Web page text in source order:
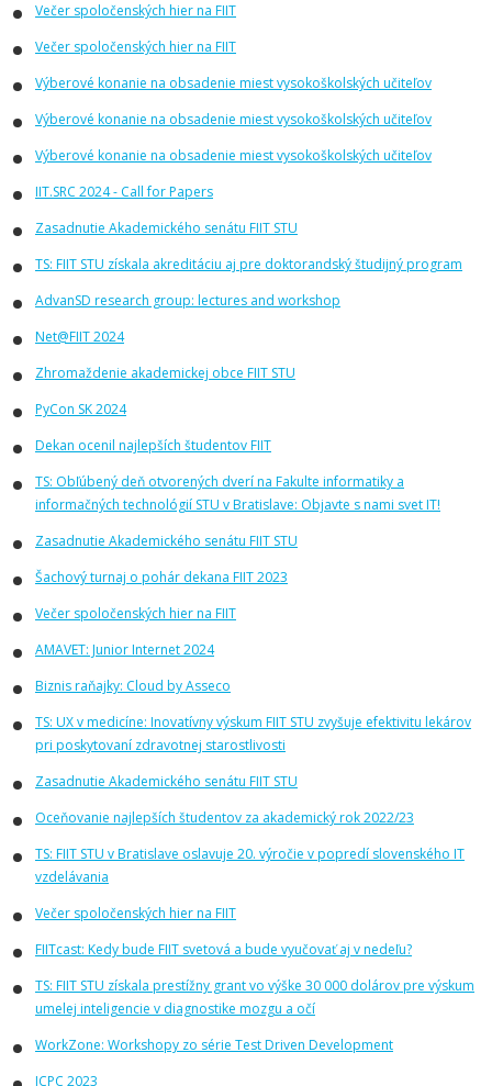
Večer spoločenských hier na FIIT
Večer spoločenských hier na FIIT
Výberové konanie na obsadenie miest vysokoškolských učiteľov
Výberové konanie na obsadenie miest vysokoškolských učiteľov
Výberové konanie na obsadenie miest vysokoškolských učiteľov
IIT.SRC 2024 - Call for Papers
Zasadnutie Akademického senátu FIIT STU
TS: FIIT STU získala akreditáciu aj pre doktorandský študijný program
AdvanSD research group: lectures and workshop
Net@FIIT 2024
Zhromaždenie akademickej obce FIIT STU
PyCon SK 2024
Dekan ocenil najlepších študentov FIIT
TS: Obľúbený deň otvorených dverí na Fakulte informatiky a
informačných technológií STU v Bratislave: Objavte s nami svet IT!
Zasadnutie Akademického senátu FIIT STU
Šachový turnaj o pohár dekana FIIT 2023
Večer spoločenských hier na FIIT
AMAVET: Junior Internet 2024
Biznis raňajky: Cloud by Asseco
TS: UX v medicíne: Inovatívny výskum FIIT STU zvyšuje efektivitu lekárov
pri poskytovaní zdravotnej starostlivosti
Zasadnutie Akademického senátu FIIT STU
Oceňovanie najlepších študentov za akademický rok 2022/23
TS: FIIT STU v Bratislave oslavuje 20. výročie v popredí slovenského IT
vzdelávania
Večer spoločenských hier na FIIT
FIITcast: Kedy bude FIIT svetová a bude vyučovať aj v nedeľu?
TS: FIIT STU získala prestížny grant vo výške 30 000 dolárov pre výskum
umelej inteligencie v diagnostike mozgu a očí
WorkZone: Workshopy zo série Test Driven Development
ICPC 2023